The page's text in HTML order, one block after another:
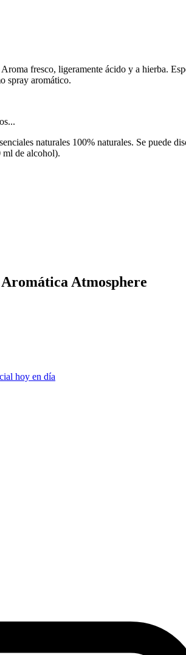
fresco, ligeramente ácido y a hierba.
spray aromático.
naturales 100% naturales. Se puede
ml de alcohol).
Atmosphere
hoy en día